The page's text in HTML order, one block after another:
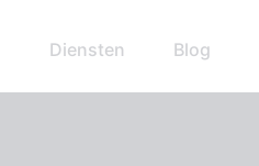
Diensten Blog